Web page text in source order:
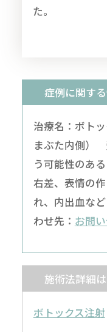
た。
症例に関す
治療名：ボト
まぶた内側）
う可能性のあ
右差、表情の
れ、内出血な
わせ先： お問
施術法詳細
ボトックス注射